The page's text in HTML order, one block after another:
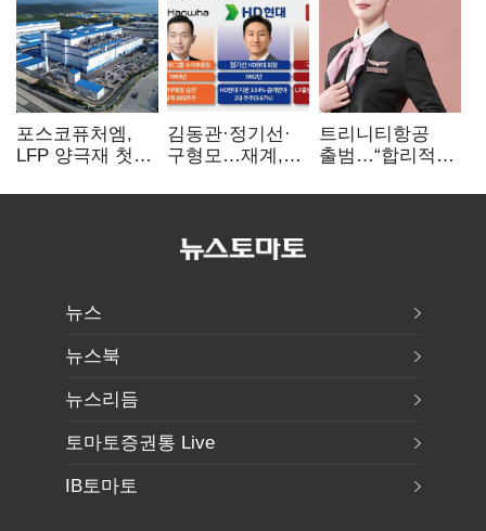
포스코퓨처엠,
LFP 양극재 첫
ESS 시장 공략
김동관·정기선·
구형모…재계,
전성시대
트리니티항공
출범…“합리적
서비스로 승부”
뉴스
뉴스북
뉴스리듬
토마토증권통 Live
IB토마토